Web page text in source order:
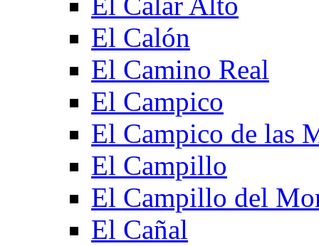
El Calón
El Camino Real
El Campico
El Campico de las
El Campillo
El Campillo del
El Cañal